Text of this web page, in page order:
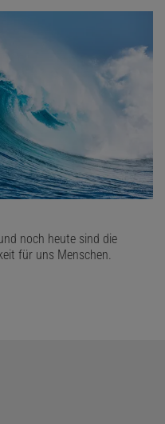
noch heute sind die
für uns Menschen.